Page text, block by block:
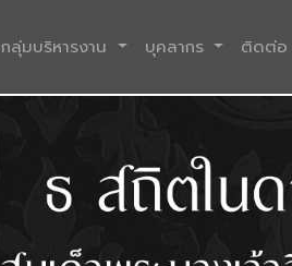
กลุ่มบริหารงาน บุคลากร ติดต่อ